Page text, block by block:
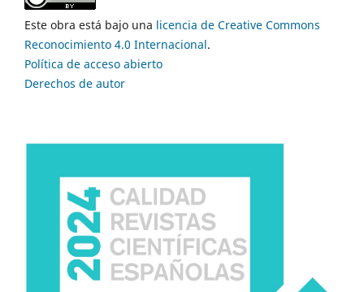
Este obra está bajo una licencia de Creative Commons
Reconocimiento 4.0 Internacional.
Política de acceso abierto
Derechos de autor